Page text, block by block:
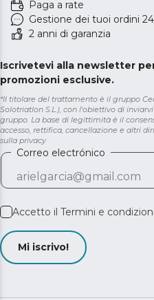
Paga a rate
Gestione dei tuoi ordini
2 anni di garanzia
Iscrivetevi alla newsletter
promozioni esclusive.
*Il titolare del trattamento è il gruppo
Solotriatlon S.L.), con l'obiettivo di
gruppo. La base di legittimità è il
accesso, rettifica, cancellazione e altri
sulla privacy
Correo electrónico
Accetto il Termini e condizioni
Mi iscrivo!